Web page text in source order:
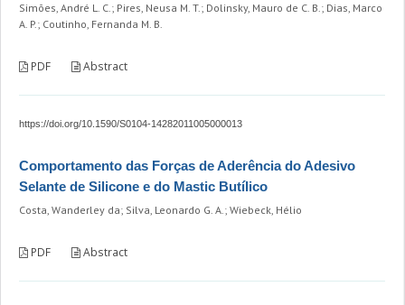
Simões, André L. C.; Pires, Neusa M. T.; Dolinsky, Mauro de C. B.; Dias, Marco
A. P.; Coutinho, Fernanda M. B.
PDF Abstract
https://doi.org/10.1590/S0104-14282011005000013
Comportamento das Forças de Aderência do Adesivo
Selante de Silicone e do Mastic Butílico
Costa, Wanderley da; Silva, Leonardo G. A.; Wiebeck, Hélio
PDF Abstract